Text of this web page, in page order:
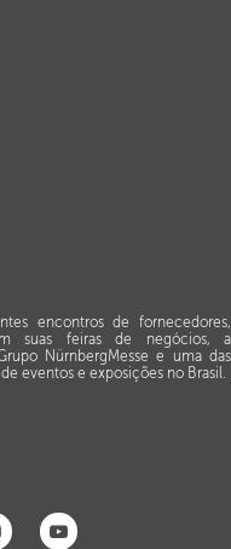
encontros de fornecedores,
suas feiras de negócios, a
NürnbergMesse e uma das
eventos e exposições no Brasil.